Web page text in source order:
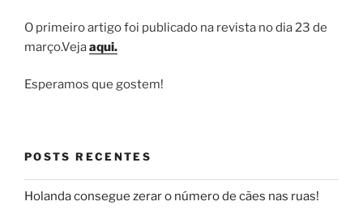
O primeiro artigo foi publicado na revista no dia 23 de
março.Vejaaqui.
Esperamos que gostem!
POSTS RECENTES
Holanda consegue zerar o número de cães nas ruas!